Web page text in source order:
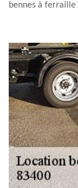
bennes à ferraille